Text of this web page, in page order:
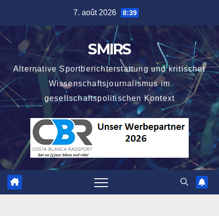
content
7. août 2026 8:39
SMIRS
Alternative Sportberichterstattung und kritischer
Wissenschaftsjournalismus im
gesellschaftspolitischen Kontext